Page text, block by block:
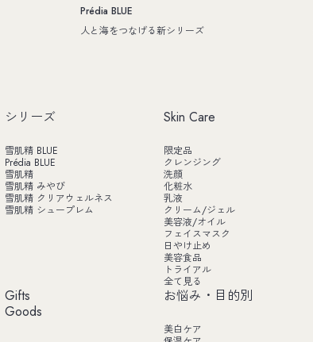
Prédia BLUE
人と海をつなげる新シリーズ
シリーズ
雪肌精 BLUE
Prédia BLUE
雪肌精
雪肌精 みやび
雪肌精 クリアウェルネス
雪肌精 シュープレム
Skin Care
限定品
クレンジング
洗顔
化粧水
乳液
クリーム/ジェル
美容液/オイル
フェイスマスク
日やけ止め
美容食品
トライアル
全て見る
Gifts
Goods
お悩み・目的別
美白ケア